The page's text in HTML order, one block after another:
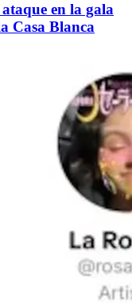
en la gala
Casa Blanca